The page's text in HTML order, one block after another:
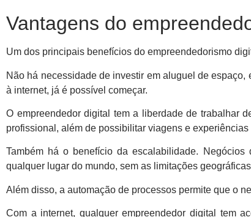
Vantagens do
Um dos principais benefícios do empreendedorismo
Não há necessidade de investir em aluguel de
à internet, já é possível começar.
O empreendedor digital tem a liberdade de trabalhar
profissional, além de possibilitar viagens e
Também há o benefício da escalabilidade.
qualquer lugar do mundo, sem as limitações
Além disso, a automação de processos permite que o
Com a internet, qualquer empreendedor digital tem